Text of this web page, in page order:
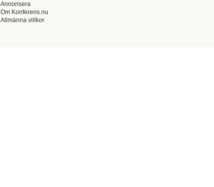
Annonsera
Om Konferens.nu
Allmänna villkor